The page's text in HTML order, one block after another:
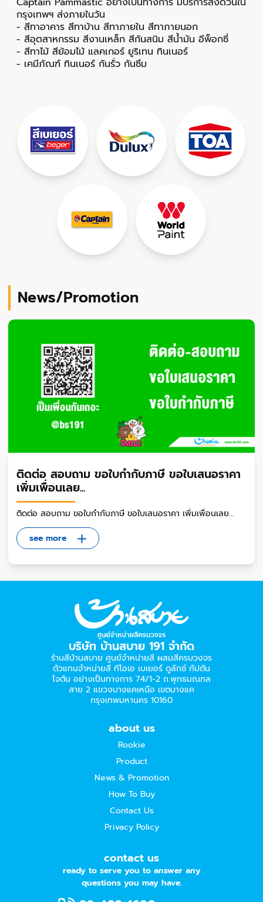
กรุงเทพฯ ส่งภายในวัน
- สีทาอาคาร สีทาบ้าน สีทาภายใน สีทาภายนอก
- สีอุตสาหกรรม สีงานเหล็ก สีกันสนิม สีน้ำมัน อีพ็อกซี่
- สีทาไม้ สีย้อมไม้ แลคเกอร์ ยูริเทน ทินเนอร์
- เคมีภัณฑ์ ทินเนอร์ กันรั่ว กันซึม
News/Promotion
ติดต่อ สอบถาม ขอใบกำกับภาษี ขอใบเสนอราคา
เพิ่มเพื่อนเลย...
ติดต่อ สอบถาม ขอใบกำกับภาษี ขอใบเสนอราคา เพิ่มเพื่อนเลย...
see more
บริษัท บ้านสบาย 191 จำกัด
ร้านสีบ้านสบาย ศูนย์จำหน่ายสี ผสมสีครบวงจร
ตัวแทนจำหน่ายสี ทีโอเอ เบเยอร์​ ดูลักซ์ กัปตัน
โจตัน อย่างเป็นทางการ 74/1-2 ถ.พุทธมณฑล
สาย 2 แขวงบางแคเหนือ เขตบางแค
กรุงเทพมหานคร 10160
about us
Rookie
Product
News & Promotion
How To Buy
Contact Us
Privacy Policy
contact us
ready to serve you to answer any
questions you may have.